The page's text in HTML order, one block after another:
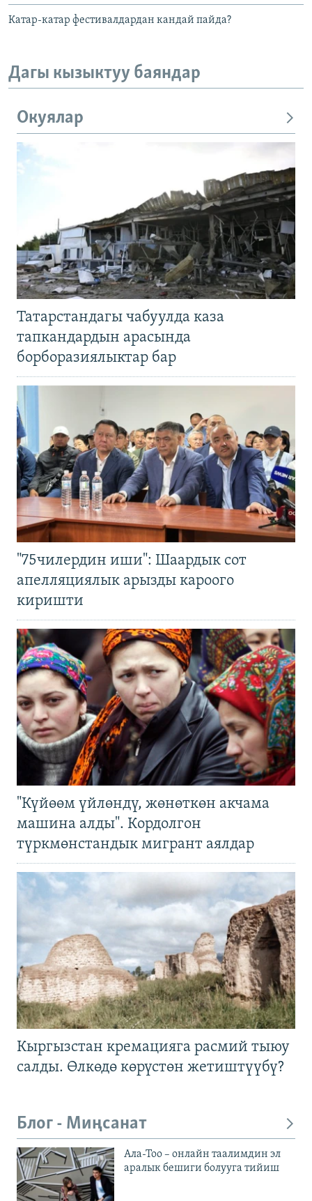
Катар-катар фестивалдардан кандай пайда?
Дагы кызыктуу баяндар
Окуялар
Татарстандагы чабуулда каза
тапкандардын арасында
борборазиялыктар бар
"75чилердин иши": Шаардык сот
апелляциялык арызды кароого
киришти
"Күйөөм үйлөндү, жөнөткөн акчама
машина алды". Кордолгон
түркмөнстандык мигрант аялдар
Кыргызстан кремацияга расмий тыюу
салды. Өлкөдө көрүстөн жетиштүүбү?
Блог - Миңсанат
Ала-Тоо – онлайн таалимдин эл
аралык бешиги болууга тийиш